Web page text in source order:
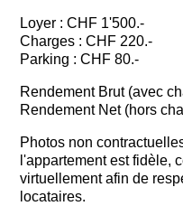
Loyer : CHF 1'500.-
Charges : CHF 220.-
Parking : CHF 80.-
Rendement Brut (avec
Rendement Net (hors
Photos non
l'appartement est fidèle,
virtuellement afin de
locataires.